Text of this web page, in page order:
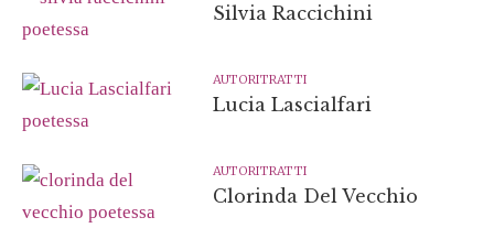
Silvia Raccichini
AUTORITRATTI
Lucia Lascialfari
AUTORITRATTI
Clorinda Del Vecchio